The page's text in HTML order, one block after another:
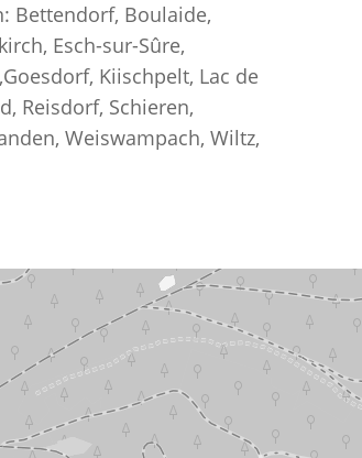
Bettendorf, Boulaide,
Esch-sur-Sûre,
Kiischpelt, Lac de
Reisdorf, Schieren,
Weiswampach, Wiltz,